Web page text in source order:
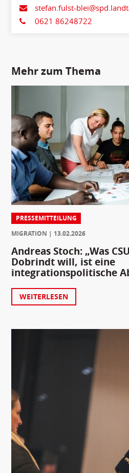
stefan.fulst-
0621 86248722
Mehr zum Thema
PRESSEMITTEILUNG
MIGRATION
13.02.2026
Andreas Stoch: „Was
Dobrindt will, ist eine
integrationspolitische
WEITERLESEN